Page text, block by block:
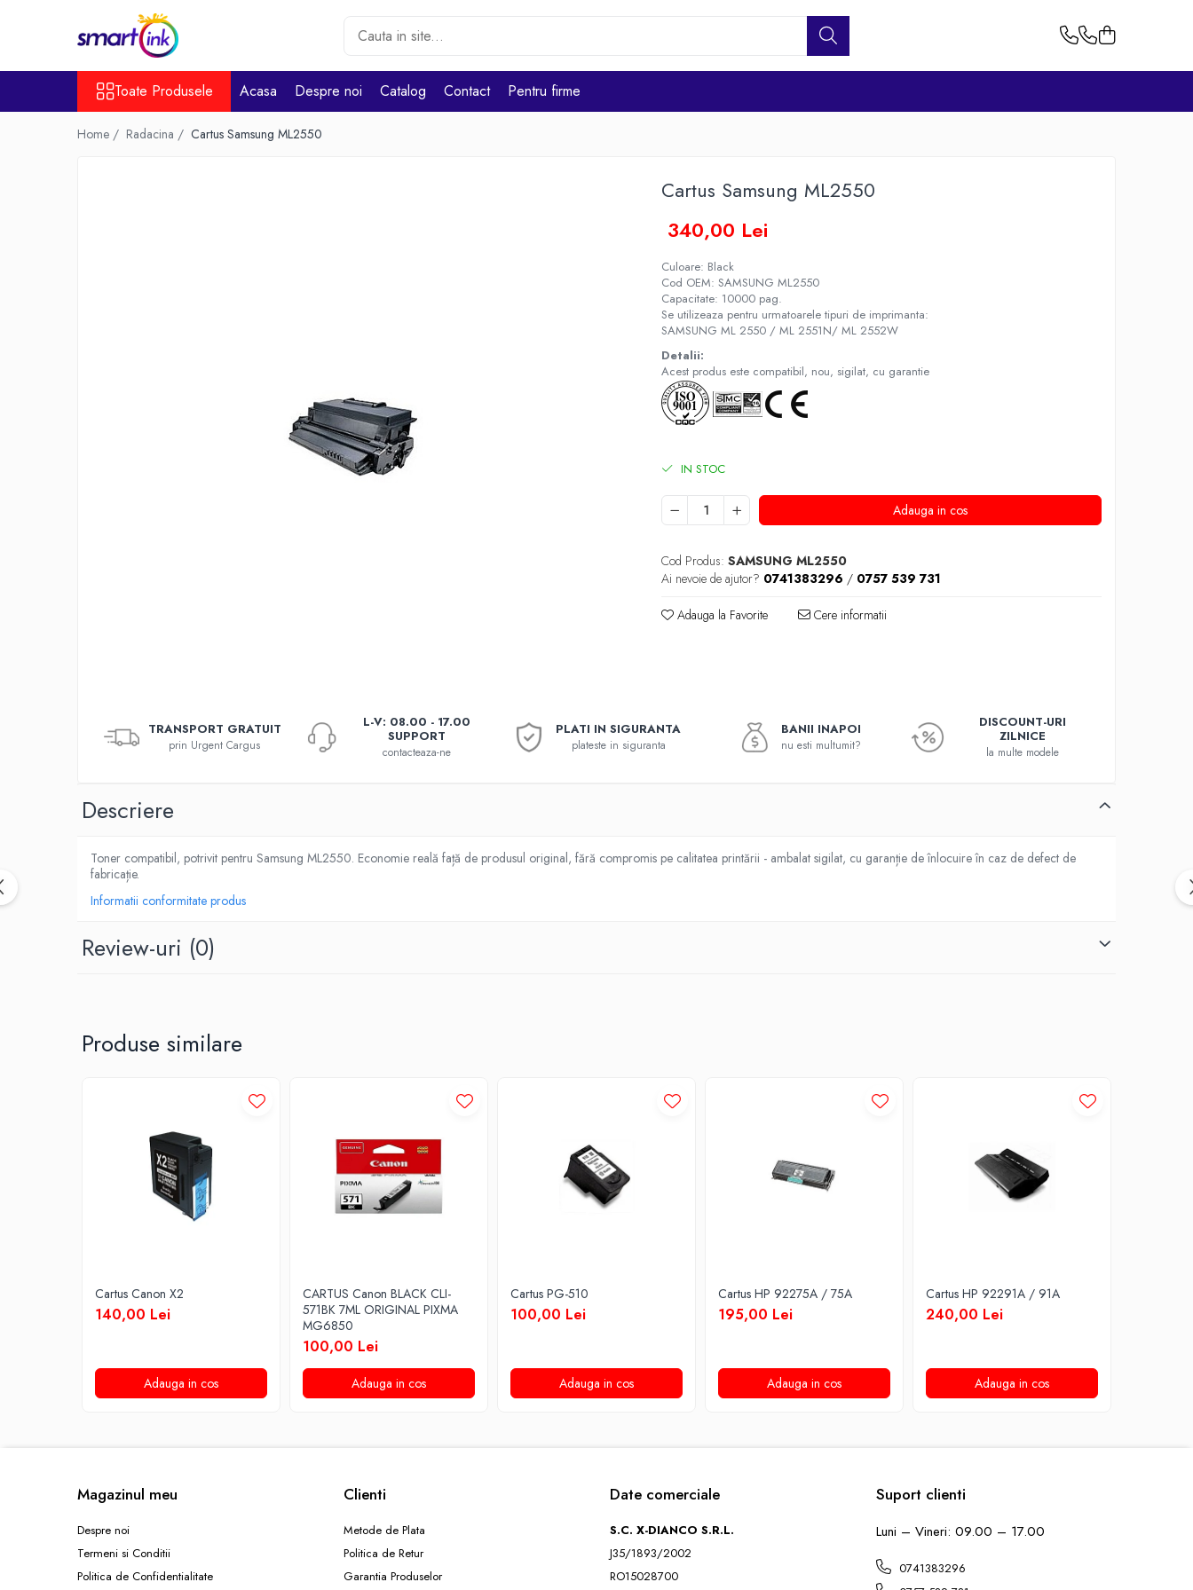
Toate Produsele Acasa Despre noi Catalog Contact Pentru firme
Home / Radacina / Cartus Samsung ML2550
Cartus Samsung ML2550
340,00 Lei
Culoare: Black
Cod OEM: SAMSUNG ML2550
Capacitate: 10000 pag.
Se utilizeaza pentru urmatoarele tipuri de imprimanta:
SAMSUNG ML 2550 / ML 2551N/ ML 2552W
Detalii:
Acest produs este compatibil, nou, sigilat, cu garantie
IN STOC
Adauga in cos
Cod Produs: SAMSUNG ML2550
Ai nevoie de ajutor? 0741383296 / 0757 539 731
Adauga la Favorite Cere informatii
TRANSPORT GRATUIT
prin Urgent Cargus
L-V: 08.00 - 17.00
SUPPORT
contacteaza-ne
PLATI IN SIGURANTA
plateste in siguranta
BANII INAPOI
nu esti multumit?
DISCOUNT-URI
ZILNICE
la multe modele
Descriere
Toner compatibil, potrivit pentru Samsung ML2550. Economie reală față de produsul original, fără compromis pe calitatea printării - ambalat sigilat, cu garanție de înlocuire în caz de defect de
fabricație.
Informatii conformitate produs
Review-uri (0)
Produse similare
Cartus Canon X2
140,00 Lei
Adauga in cos
CARTUS Canon BLACK CLI-
571BK 7ML ORIGINAL PIXMA
MG6850
100,00 Lei
Adauga in cos
Cartus PG-510
100,00 Lei
Adauga in cos
Cartus HP 92275A / 75A
195,00 Lei
Adauga in cos
Cartus HP 92291A / 91A
240,00 Lei
Adauga in cos
Magazinul meu
Despre noi
Termeni si Conditii
Politica de Confidentialitate
Clienti
Metode de Plata
Politica de Retur
Garantia Produselor
Date comerciale
S.C. X-DIANCO S.R.L.
J35/1893/2002
RO15028700
Suport clienti
Luni – Vineri: 09.00 – 17.00
0741383296